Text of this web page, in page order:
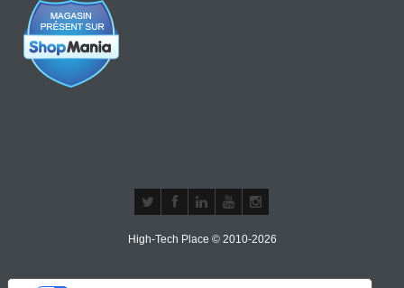
High-Tech Place © 2010-2026